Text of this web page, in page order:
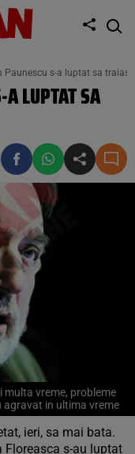
Paunescu s-a luptat sa
A LUPTAT SA
multa vreme, probleme
agravat in ultima vreme
ieri, sa mai bata.
Floreasca s-au luptat